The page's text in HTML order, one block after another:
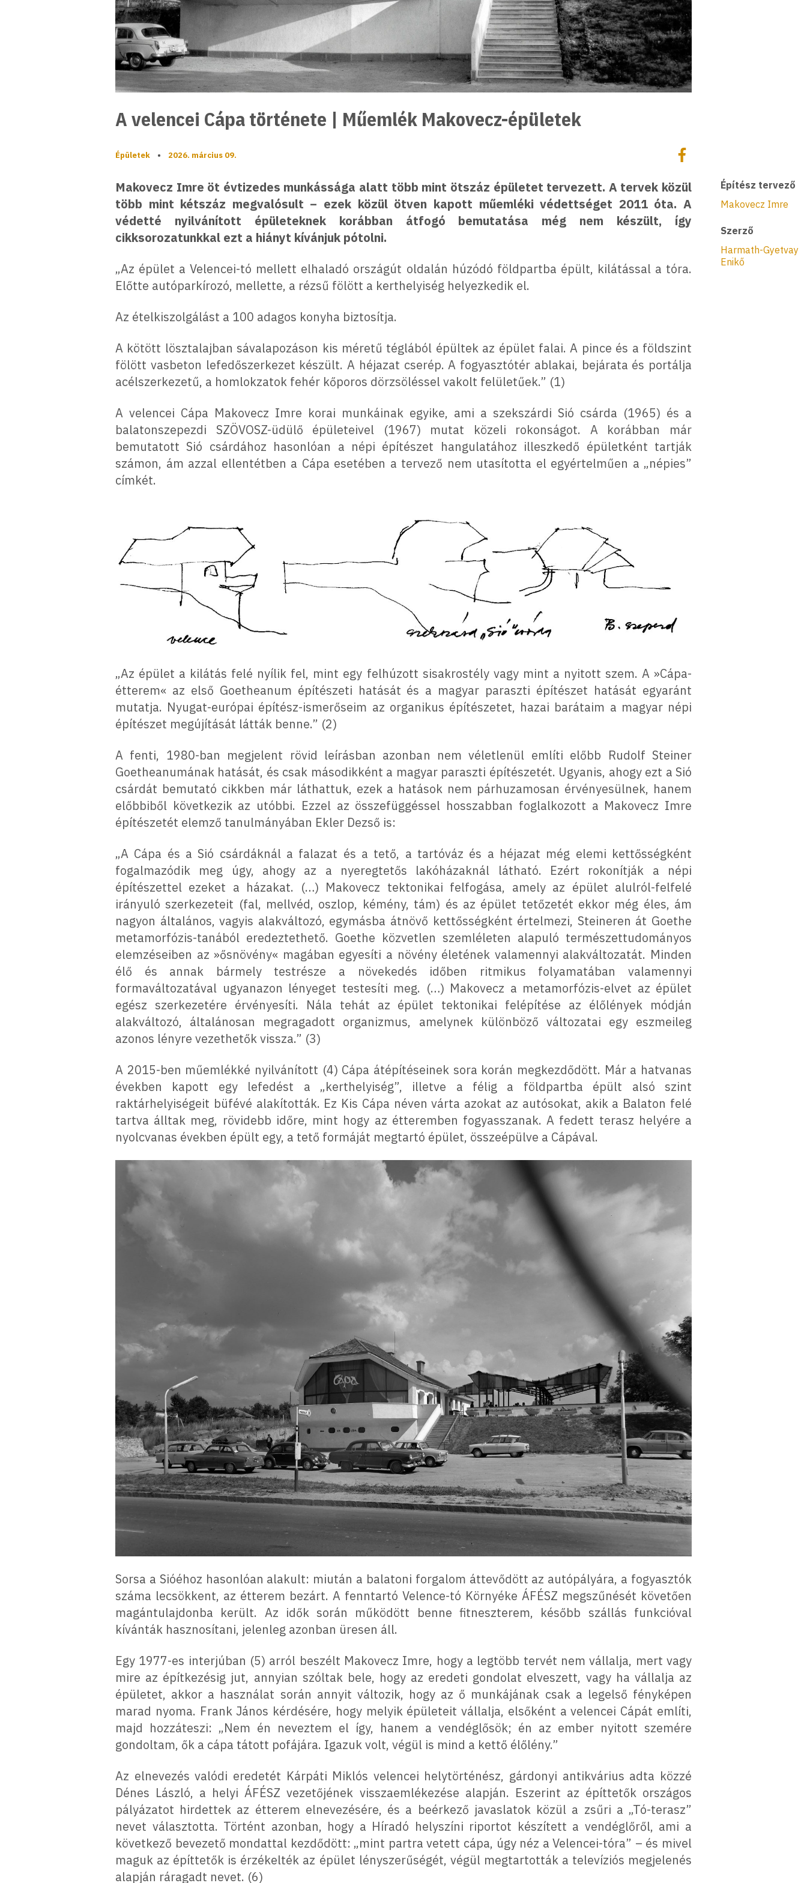
A velencei Cápa története | Műemlék Makovecz-épületek
Épületek • 2026. március 09.
Megosztás
Megosztás Facebookon
Makovecz Imre öt évtizedes munkássága alatt több mint ötszáz épületet tervezett. A tervek közül
több mint kétszáz megvalósult – ezek közül ötven kapott műemléki védettséget 2011 óta. A
védetté nyilvánított épületeknek korábban átfogó bemutatása még nem készült, így
cikksorozatunkkal ezt a hiányt kívánjuk pótolni.
„Az épület a Velencei-tó mellett elhaladó országút oldalán húzódó földpartba épült, kilátással a tóra.
Előtte autóparkírozó, mellette, a rézsű fölött a kerthelyiség helyezkedik el.
Az ételkiszolgálást a 100 adagos konyha biztosítja.
A kötött lösztalajban sávalapozáson kis méretű téglából épültek az épület falai. A pince és a földszint
fölött vasbeton lefedőszerkezet készült. A héjazat cserép. A fogyasztótér ablakai, bejárata és portálja
acélszerkezetű, a homlokzatok fehér kőporos dörzsöléssel vakolt felületűek.” (1)
A velencei Cápa Makovecz Imre korai munkáinak egyike, ami a szekszárdi Sió csárda (1965) és a
balatonszepezdi SZÖVOSZ-üdülő épületeivel (1967) mutat közeli rokonságot. A korábban már
bemutatott Sió csárdához hasonlóan a népi építészet hangulatához illeszkedő épületként tartják
számon, ám azzal ellentétben a Cápa esetében a tervező nem utasította el egyértelműen a „népies”
címkét.
„Az épület a kilátás felé nyílik fel, mint egy felhúzott sisakrostély vagy mint a nyitott szem. A »Cápa-
étterem« az első Goetheanum építészeti hatását és a magyar paraszti építészet hatását egyaránt
mutatja. Nyugat-európai építész-ismerőseim az organikus építészetet, hazai barátaim a magyar népi
építészet megújítását látták benne.” (2)
A fenti, 1980-ban megjelent rövid leírásban azonban nem véletlenül említi előbb Rudolf Steiner
Goetheanumának hatását, és csak másodikként a magyar paraszti építészetét. Ugyanis, ahogy ezt a Sió
csárdát bemutató cikkben már láthattuk, ezek a hatások nem párhuzamosan érvényesülnek, hanem
előbbiből következik az utóbbi. Ezzel az összefüggéssel hosszabban foglalkozott a Makovecz Imre
építészetét elemző tanulmányában Ekler Dezső is:
„A Cápa és a Sió csárdáknál a falazat és a tető, a tartóváz és a héjazat még elemi kettősségként
fogalmazódik meg úgy, ahogy az a nyeregtetős lakóházaknál látható. Ezért rokonítják a népi
építészettel ezeket a házakat. (…) Makovecz tektonikai felfogása, amely az épület alulról-felfelé
irányuló szerkezeteit (fal, mellvéd, oszlop, kémény, tám) és az épület tetőzetét ekkor még éles, ám
nagyon általános, vagyis alakváltozó, egymásba átnövő kettősségként értelmezi, Steineren át Goethe
metamorfózis-tanából eredeztethető. Goethe közvetlen szemléleten alapuló természettudományos
elemzéseiben az »ősnövény« magában egyesíti a növény életének valamennyi alakváltozatát. Minden
élő és annak bármely testrésze a növekedés időben ritmikus folyamatában valamennyi
formaváltozatával ugyanazon lényeget testesíti meg. (…) Makovecz a metamorfózis-elvet az épület
egész szerkezetére érvényesíti. Nála tehát az épület tektonikai felépítése az élőlények módján
alakváltozó, általánosan megragadott organizmus, amelynek különböző változatai egy eszmeileg
azonos lényre vezethetők vissza.” (3)
A 2015-ben műemlékké nyilvánított (4) Cápa átépítéseinek sora korán megkezdődött. Már a hatvanas
években kapott egy lefedést a „kerthelyiség”, illetve a félig a földpartba épült alsó szint
raktárhelyiségeit büfévé alakították. Ez Kis Cápa néven várta azokat az autósokat, akik a Balaton felé
tartva álltak meg, rövidebb időre, mint hogy az étteremben fogyasszanak. A fedett terasz helyére a
nyolcvanas években épült egy, a tető formáját megtartó épület, összeépülve a Cápával.
Sorsa a Sióéhoz hasonlóan alakult: miután a balatoni forgalom áttevődött az autópályára, a fogyasztók
száma lecsökkent, az étterem bezárt. A fenntartó Velence-tó Környéke ÁFÉSZ megszűnését követően
magántulajdonba került. Az idők során működött benne fitneszterem, később szállás funkcióval
kívánták hasznosítani, jelenleg azonban üresen áll.
Egy 1977-es interjúban (5) arról beszélt Makovecz Imre, hogy a legtöbb tervét nem vállalja, mert vagy
mire az építkezésig jut, annyian szóltak bele, hogy az eredeti gondolat elveszett, vagy ha vállalja az
épületet, akkor a használat során annyit változik, hogy az ő munkájának csak a legelső fényképen
marad nyoma. Frank János kérdésére, hogy melyik épületeit vállalja, elsőként a velencei Cápát említi,
majd hozzáteszi: „Nem én neveztem el így, hanem a vendéglősök; én az ember nyitott szemére
gondoltam, ők a cápa tátott pofájára. Igazuk volt, végül is mind a kettő élőlény.”
Az elnevezés valódi eredetét Kárpáti Miklós velencei helytörténész, gárdonyi antikvárius adta közzé
Dénes László, a helyi ÁFÉSZ vezetőjének visszaemlékezése alapján. Eszerint az építtetők országos
pályázatot hirdettek az étterem elnevezésére, és a beérkező javaslatok közül a zsűri a „Tó-terasz”
nevet választotta. Történt azonban, hogy a Híradó helyszíni riportot készített a vendéglőről, ami a
következő bevezető mondattal kezdődött: „mint partra vetett cápa, úgy néz a Velencei-tóra” – és mivel
maguk az építtetők is érzékelték az épület lényszerűségét, végül megtartották a televíziós megjelenés
alapján ráragadt nevet. (6)
Építész tervező
Makovecz Imre
Szerző
Harmath-Gyetvay
Enikő